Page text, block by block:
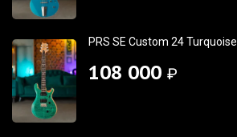
PRS SE Custom 24 Turquoise
108 000 ₽